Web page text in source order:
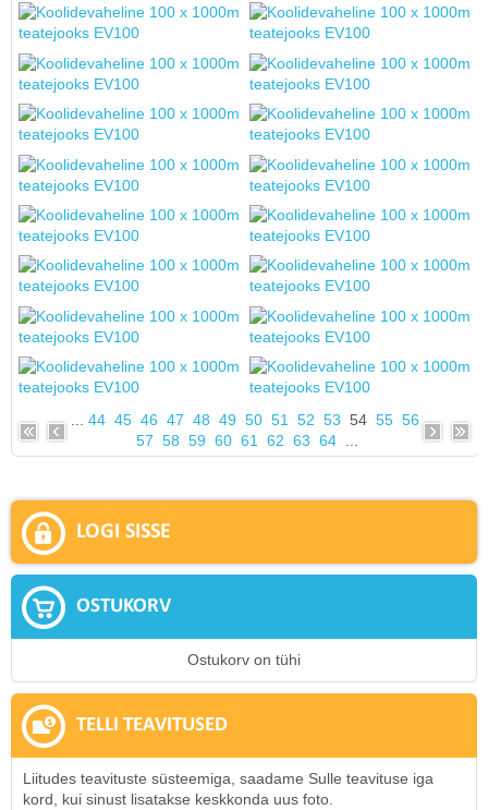
44 45 46 47 48 49 50 51 52 53 54 55 56
57 58 59 60 61 62 63 64...
LOGI SISSE
OSTUKORV
Ostukorv on tühi
TELLI TEAVITUSED
Liitudes teavituste süsteemiga, saadame Sulle teavituse iga
kord, kui sinust lisatakse keskkonda uus foto.